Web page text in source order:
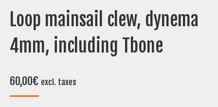
Loop mainsail clew, dynema
4mm, including Tbone
60,00€ excl. taxes